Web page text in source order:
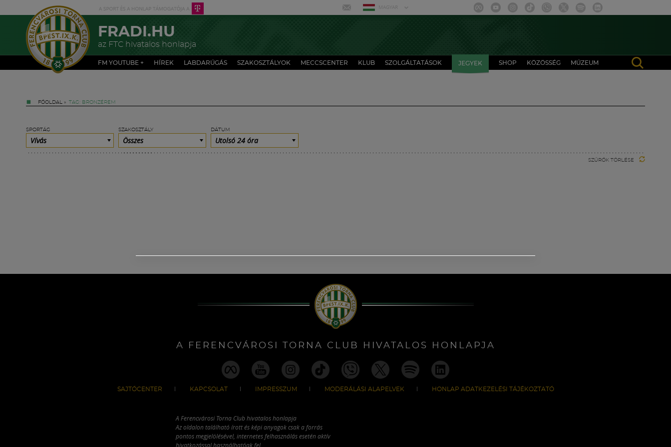
MAGYAR
FRADI.HU
az FTC hivatalos honlapja
FM YOUTUBE + HÍREK LABDARÚGÁS SZAKOSZTÁLYOK MECCSCENTER KLUB SZOLGÁLTATÁSOK JEGYEK SHOP KÖZÖSSÉG MÚZEUM
FŐOLDAL » TAG: BRONZÉREM
SPORTÁG
Vívás
SZAKOSZTÁLY
Összes
DÁTUM
Utolsó 24 óra
SZŰRŐK TÖRLÉSE
A FERENCVÁROSI TORNA CLUB HIVATALOS HONLAPJA
SAJTÓCENTER KAPCSOLAT IMPRESSZUM MODERÁLÁSI ALAPELVEK HONLAP ADATKEZELÉSI TÁJÉKOZTATÓ
A Ferencvárosi Torna Club hivatalos honlapja
Az oldalon található írott és képi anyagok csak a forrás
pontos megjelölésével, internetes felhasználás esetén aktív
hivatkozással használhatóak fel.